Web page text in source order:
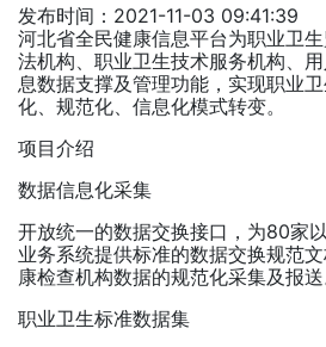
发布时间：2021-11-03 09:41:39
河北省全民健康信息平台为职业卫
法机构、职业卫生技术服务机构、
息数据支撑及管理功能，实现职业
化、规范化、信息化模式转变。
项目介绍
数据信息化采集
开放统一的数据交换接口，为80家
业务系统提供标准的数据交换规范
康检查机构数据的规范化采集及报送
职业卫生标准数据集